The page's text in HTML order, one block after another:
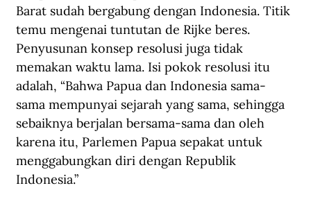
Barat sudah bergabung dengan Indonesia. Titik
temu mengenai tuntutan de Rijke beres.
Penyusunan konsep resolusi juga tidak
memakan waktu lama. Isi pokok resolusi itu
adalah, “Bahwa Papua dan Indonesia sama-
sama mempunyai sejarah yang sama, sehingga
sebaiknya berjalan bersama-sama dan oleh
karena itu, Parlemen Papua sepakat untuk
menggabungkan diri dengan Republik
Indonesia.”